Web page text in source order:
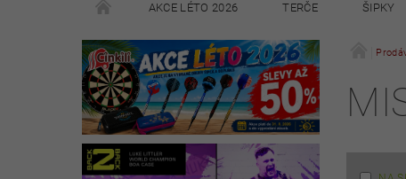
AKCE LÉTO 2026 TERČE ŠIPKY
POHÁRY A TROFEJE VÝPRODEJ HRY
KONTAKTY NAPIŠTE NÁM OBCHODNÍ